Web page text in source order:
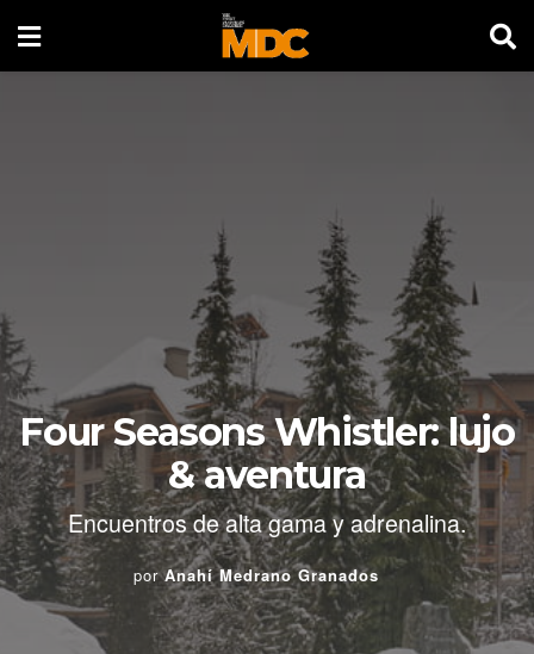
Four Seasons Whistler: lujo
& aventura
Encuentros de alta gama y adrenalina.
por Anahí Medrano Granados